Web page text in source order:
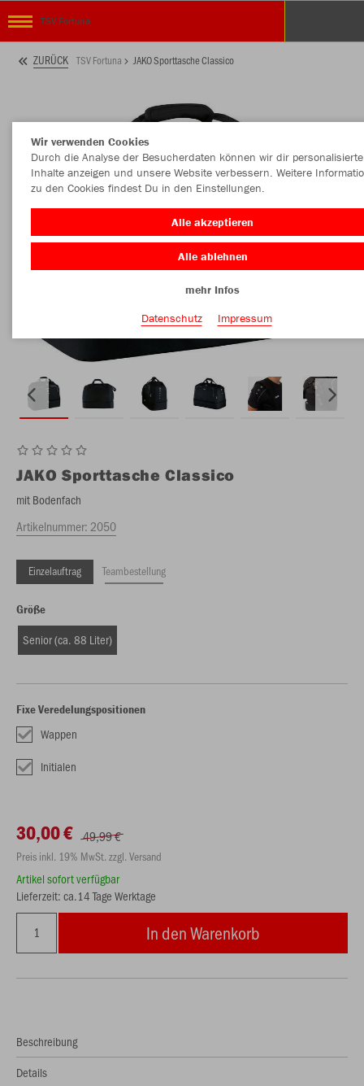
TSV Fortuna
ZURÜCK TSV Fortuna JAKO Sporttasche Classico
JAKO Sporttasche Classico
mit Bodenfach
Artikelnummer: 2050
Einzelauftrag Teambestellung
Größe
Senior (ca. 88 Liter)
Fixe Veredelungspositionen
Wappen
Initialen
30,00 € 49,99 €
Preis inkl. 19% MwSt. zzgl. Versand
Artikel sofort verfügbar
Lieferzeit: ca.14 Tage Werktage
In den Warenkorb
Beschreibung
Details
Wir verwenden Cookies
Durch die Analyse der Besucherdaten können wir dir personalisierte
Inhalte anzeigen und unsere Website verbessern. Weitere
zu den Cookies findest Du in den Einstellungen.
Alle akzeptieren
Alle ablehnen
mehr Infos
Datenschutz
Impressum